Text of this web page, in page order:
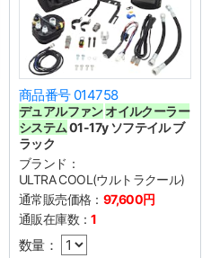
商品番号 014758
デュアルファンオイルクーラー
システム01-17y ソフテイル ブ
ラック
ブランド：
ULTRA COOL(ウルトラクール)
通常販売価格： 97,600円
通販在庫数：1
数量：